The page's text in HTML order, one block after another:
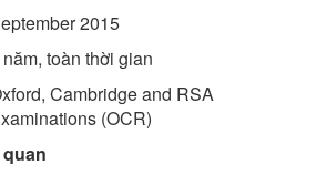
2015
năm, toàn thời gian
Cambridge and RSA
(OCR)